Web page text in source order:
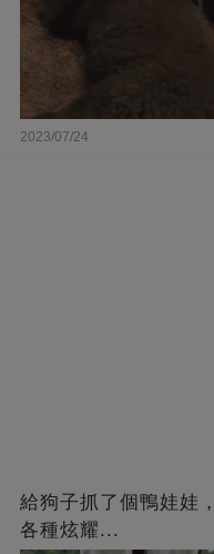
2023/07/24
給狗子抓了個鴨娃娃
各種炫耀...